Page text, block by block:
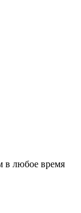
в любое время